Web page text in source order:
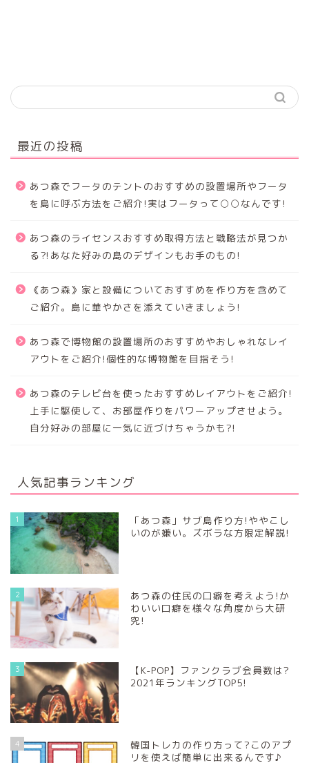
最近の投稿
あつ森でフータのテントのおすすめの設置場所やフータ
を島に呼ぶ方法をご紹介!実はフータって○○なんです!
あつ森のライセンスおすすめ取得方法と戦略法が見つか
る⁈あなた好みの島のデザインもお手のもの!
《あつ森》家と設備についておすすめを作り方を含めて
ご紹介。島に華やかさを添えていきましょう!
あつ森で博物館の設置場所のおすすめやおしゃれなレイ
アウトをご紹介!個性的な博物館を目指そう!
あつ森のテレビ台を使ったおすすめレイアウトをご紹介!
上手に駆使して、お部屋作りをパワーアップさせよう。
自分好みの部屋に一気に近づけちゃうかも?!
人気記事ランキング
1
「あつ森」サブ島作り方!ややこし
いのが嫌い。ズボラな方限定解説!
2
あつ森の住民の口癖を考えよう!か
わいい口癖を様々な角度から大研
究!
3
【K-POP】ファンクラブ会員数は?
2021年ランキングTOP5!
4
韓国トレカの作り方って?このアプ
リを使えば簡単に出来るんです♪